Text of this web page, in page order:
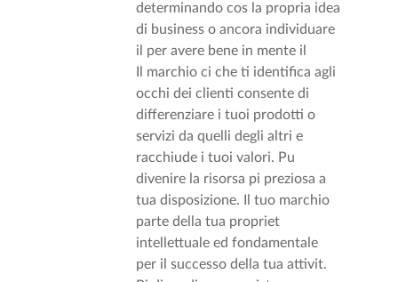
determinando cos la propria idea
di business o ancora individuare
il per avere bene in mente il
Il marchio ci che ti identifica agli
occhi dei clienti consente di
differenziare i tuoi prodotti o
servizi da quelli degli altri e
racchiude i tuoi valori. Pu
divenire la risorsa pi preziosa a
tua disposizione. Il tuo marchio
parte della tua propriet
intellettuale ed fondamentale
per il successo della tua attivit.